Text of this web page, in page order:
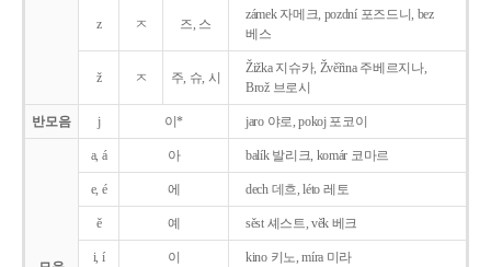
z ㅈ 즈, 스
zámek 자메크, pozdní 포즈드니, bez
베스
ž ㅈ 주, 슈, 시
Žižka 지슈카, Žvěřina 주베르지나,
Brož 브로시
반모음 j 이* jaro 야로, pokoj 포코이
a, á 아 balík 발리크, komár 코마르
e, é 에 dech 데흐, léto 레토
ě 예 sěst 셰스트, věk 베크
i, í 이 kino 키노, míra 미라